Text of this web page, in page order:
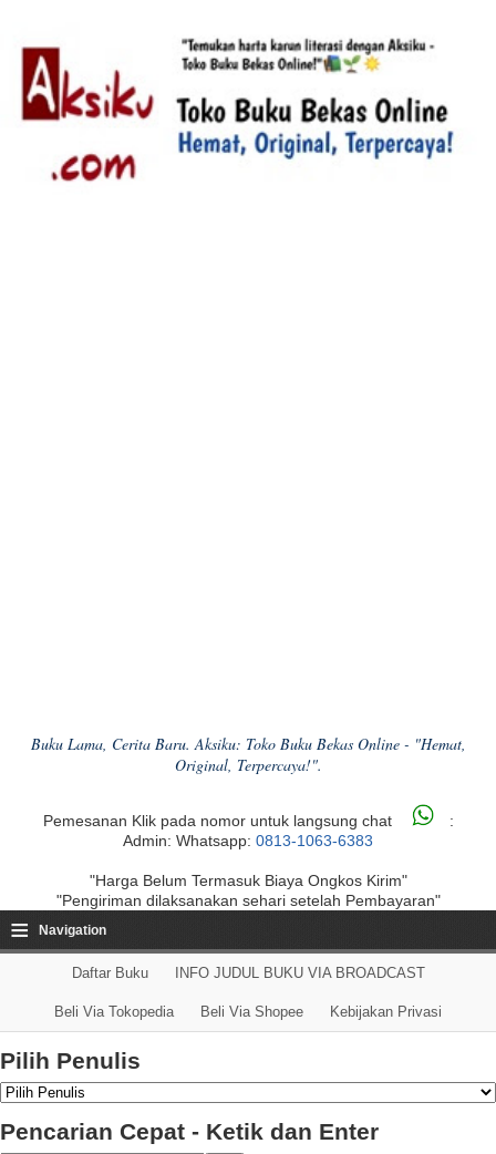
Buku Lama, Cerita Baru. Aksiku: Toko Buku Bekas Online - "Hemat,
Original, Terpercaya!".
Pemesanan Klik pada nomor untuk langsung chat
:
Admin: Whatsapp: 0813-1063-6383
"Harga Belum Termasuk Biaya Ongkos Kirim"
"Pengiriman dilaksanakan sehari setelah Pembayaran"
≡ Navigation
Daftar Buku INFO JUDUL BUKU VIA BROADCAST
Beli Via Tokopedia Beli Via Shopee Kebijakan Privasi
Pilih Penulis
Pencarian Cepat - Ketik dan Enter